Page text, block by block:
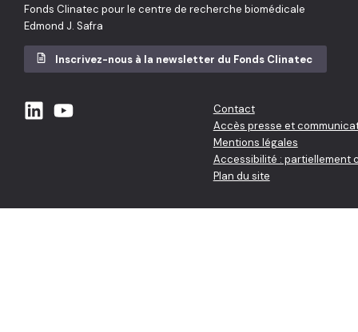
Fonds Clinatec pour le centre de recherche biomédicale
Edmond J. Safra
Inscrivez-nous à la newsletter du Fonds Clinatec
Contact
Accès presse et
Mentions légales
Accessibilité : partiellement
Plan du site